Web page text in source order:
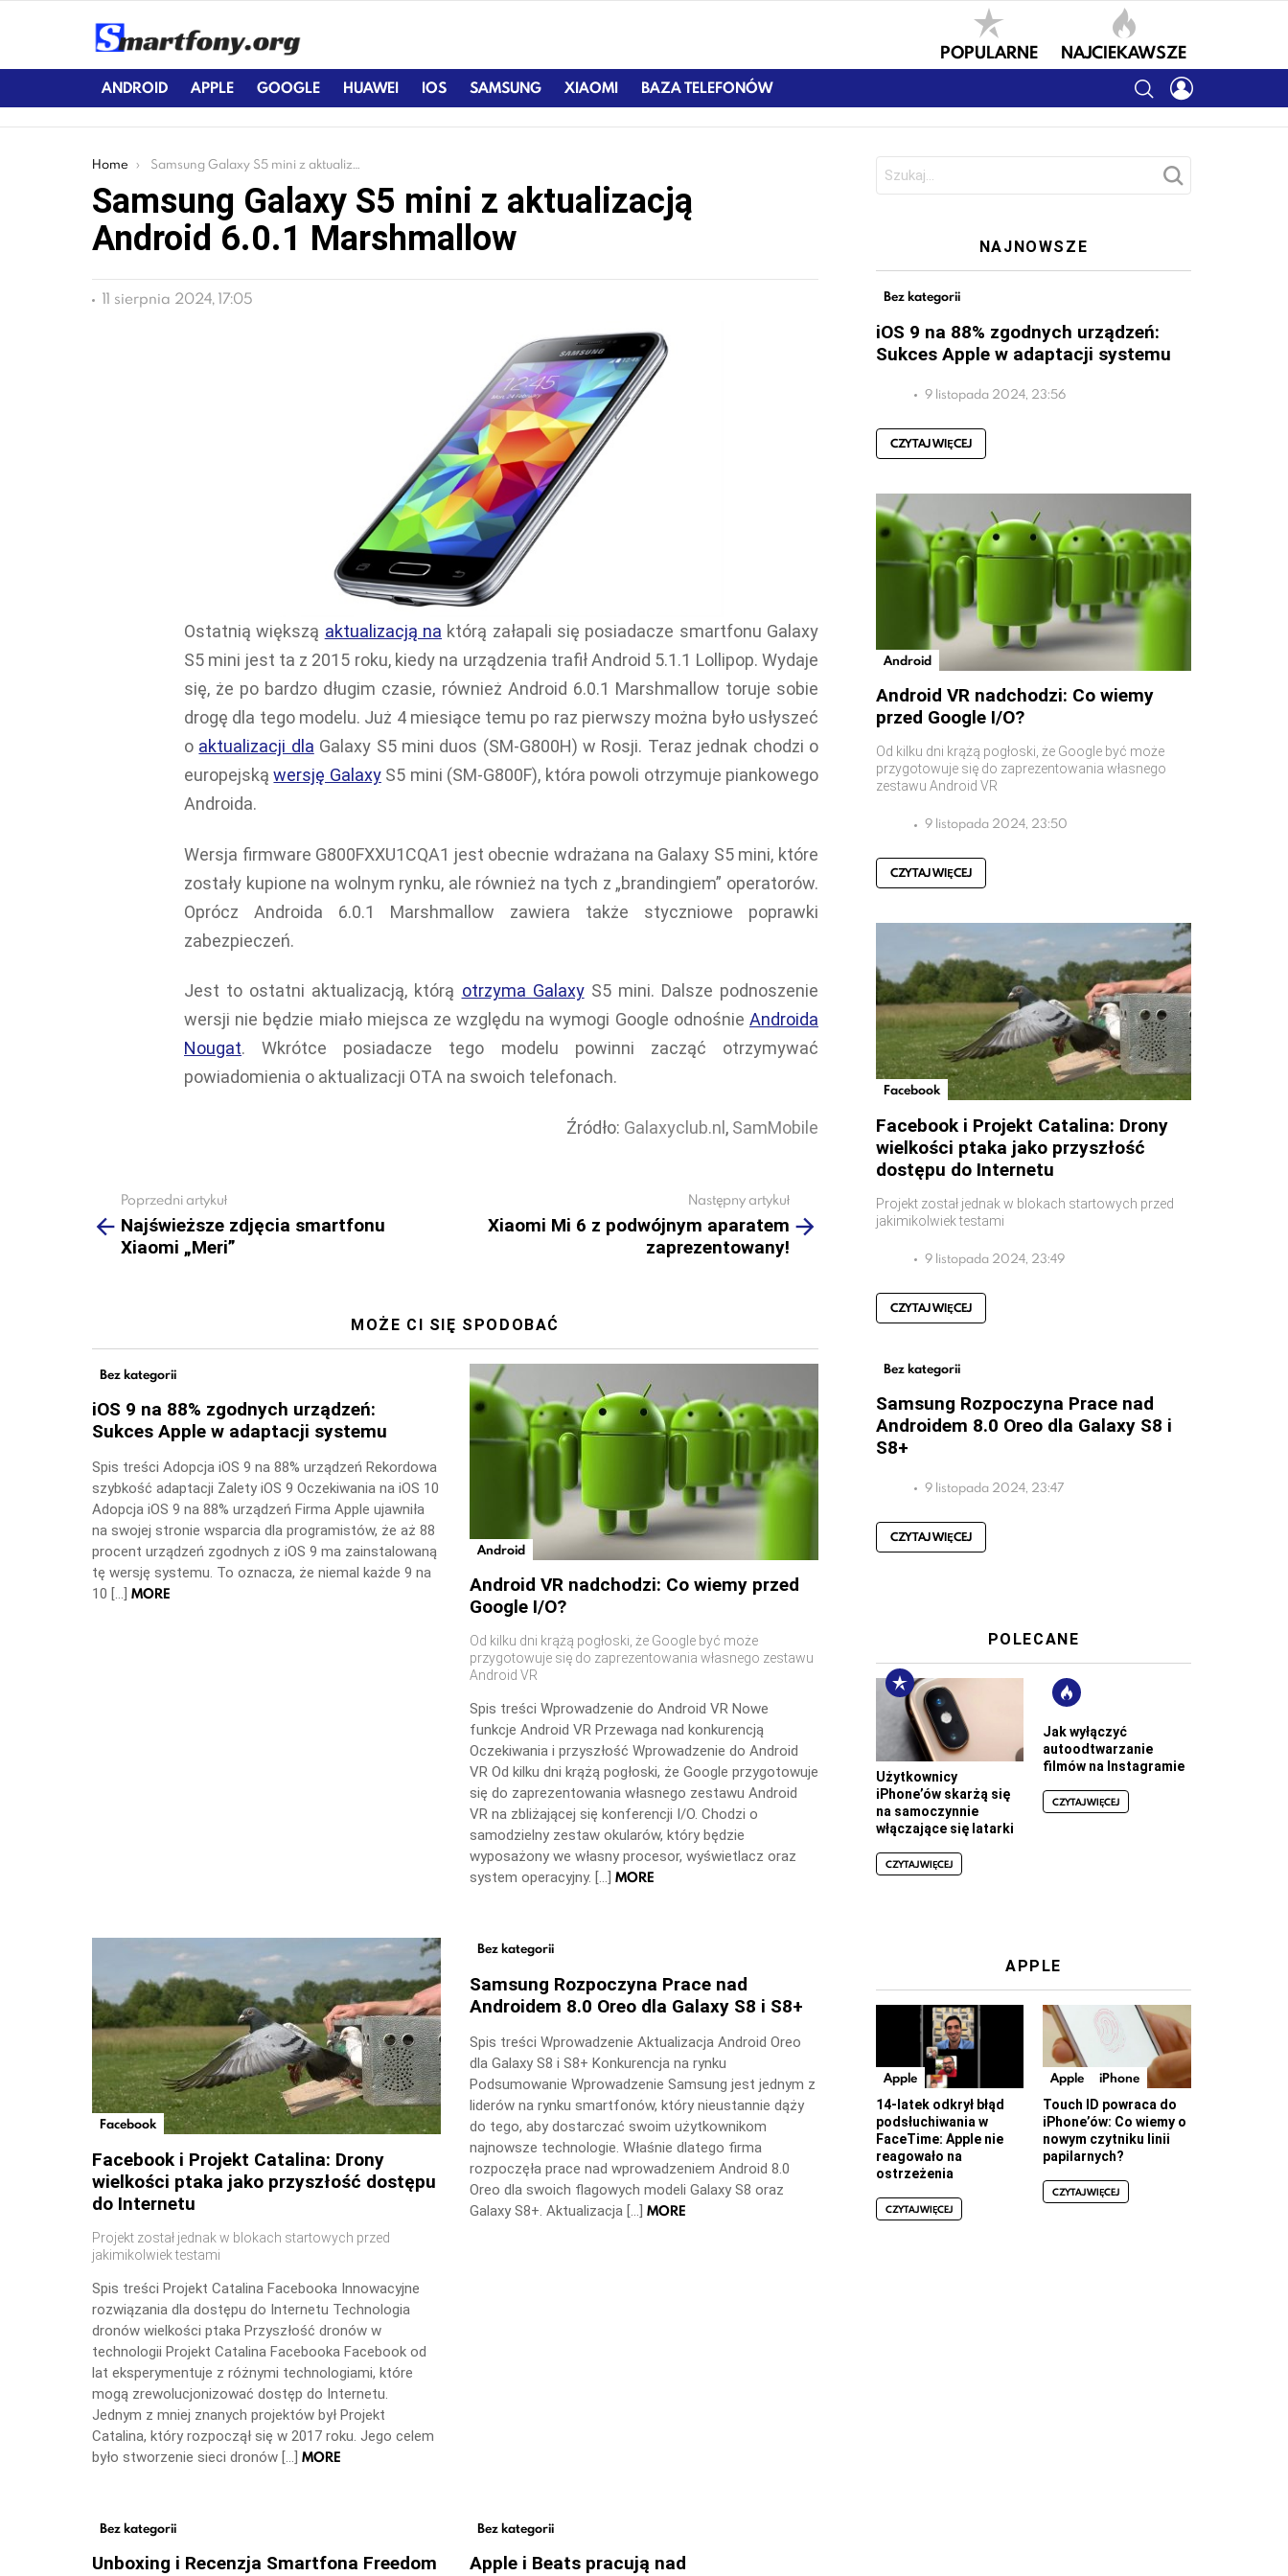
POPULARNE NAJCIEKAWSZE
ANDROID APPLE GOOGLE HUAWEI IOS SAMSUNG XIAOMI BAZA TELEFONÓW SEARCH
You are here:
Home Samsung Galaxy S5 mini z aktualizacją Android 6.0.1 Marshmallow
Samsung Galaxy S5 mini z aktualizacją
Android 6.0.1 Marshmallow
11 sierpnia 2024, 17:05
Ostatnią większą aktualizacją na którą załapali się posiadacze smartfonu Galaxy
S5 mini jest ta z 2015 roku, kiedy na urządzenia trafił Android 5.1.1 Lollipop. Wydaje
się, że po bardzo długim czasie, również Android 6.0.1 Marshmallow toruje sobie
drogę dla tego modelu. Już 4 miesiące temu po raz pierwszy można było usłyszeć
o aktualizacji dla Galaxy S5 mini duos (SM-G800H) w Rosji. Teraz jednak chodzi o
europejskąwersję GalaxyS5 mini (SM-G800F), która powoli otrzymuje piankowego
Androida.
Wersja firmware G800FXXU1CQA1 jest obecnie wdrażana na Galaxy S5 mini, które
zostały kupione na wolnym rynku, ale również na tych z „brandingiem” operatorów.
Oprócz Androida 6.0.1 Marshmallow zawiera także styczniowe poprawki
zabezpieczeń.
Jest to ostatni aktualizacją, którą otrzyma GalaxyS5 mini. Dalsze podnoszenie
wersji nie będzie miało miejsca ze względu na wymogi Google odnośnie Androida
Nougat. Wkrótce posiadacze tego modelu powinni zacząć otrzymywać
powiadomienia o aktualizacji OTA na swoich telefonach.
Źródło: Galaxyclub.nl, SamMobile
more
Poprzedni artykuł
Najświeższe zdjęcia smartfonu
Xiaomi „Meri”
Następny artykuł
Xiaomi Mi 6 z podwójnym aparatem
zaprezentowany!
MOŻE CI SIĘ SPODOBAĆ
Bez kategorii
iOS 9 na 88% zgodnych urządzeń:
Sukces Apple w adaptacji systemu
Spis treści Adopcja iOS 9 na 88% urządzeń Rekordowa
szybkość adaptacji Zalety iOS 9 Oczekiwania na iOS 10
Adopcja iOS 9 na 88% urządzeń Firma Apple ujawniła
na swojej stronie wsparcia dla programistów, że aż 88
procent urządzeń zgodnych z iOS 9 ma zainstalowaną
tę wersję systemu. To oznacza, że niemal każde 9 na
10 […] MORE
Android
Android VR nadchodzi: Co wiemy przed
Google I/O?
Od kilku dni krążą pogłoski, że Google być może
przygotowuje się do zaprezentowania własnego zestawu
Android VR
Spis treści Wprowadzenie do Android VR Nowe
funkcje Android VR Przewaga nad konkurencją
Oczekiwania i przyszłość Wprowadzenie do Android
VR Od kilku dni krążą pogłoski, że Google przygotowuje
się do zaprezentowania własnego zestawu Android
VR na zbliżającej się konferencji I/O. Chodzi o
samodzielny zestaw okularów, który będzie
wyposażony we własny procesor, wyświetlacz oraz
system operacyjny. […] MORE
Facebook
Facebook i Projekt Catalina: Drony
wielkości ptaka jako przyszłość dostępu
do Internetu
Projekt został jednak w blokach startowych przed
jakimikolwiek testami
Spis treści Projekt Catalina Facebooka Innowacyjne
rozwiązania dla dostępu do Internetu Technologia
dronów wielkości ptaka Przyszłość dronów w
technologii Projekt Catalina Facebooka Facebook od
lat eksperymentuje z różnymi technologiami, które
mogą zrewolucjonizować dostęp do Internetu.
Jednym z mniej znanych projektów był Projekt
Catalina, który rozpoczął się w 2017 roku. Jego celem
było stworzenie sieci dronów […] MORE
Bez kategorii
Samsung Rozpoczyna Prace nad
Androidem 8.0 Oreo dla Galaxy S8 i S8+
Spis treści Wprowadzenie Aktualizacja Android Oreo
dla Galaxy S8 i S8+ Konkurencja na rynku
Podsumowanie Wprowadzenie Samsung jest jednym z
liderów na rynku smartfonów, który nieustannie dąży
do tego, aby dostarczać swoim użytkownikom
najnowsze technologie. Właśnie dlatego firma
rozpoczęła prace nad wprowadzeniem Android 8.0
Oreo dla swoich flagowych modeli Galaxy S8 oraz
Galaxy S8+. Aktualizacja […] MORE
Bez kategorii
Unboxing i Recenzja Smartfona Freedom
Bez kategorii
Apple i Beats pracują nad
NAJNOWSZE
Bez kategorii
iOS 9 na 88% zgodnych urządzeń:
Sukces Apple w adaptacji systemu
9 listopada 2024, 23:56
CZYTAJ WIĘCEJ
Android
Android VR nadchodzi: Co wiemy
przed Google I/O?
Od kilku dni krążą pogłoski, że Google być może
przygotowuje się do zaprezentowania własnego
zestawu Android VR
9 listopada 2024, 23:50
CZYTAJ WIĘCEJ
Facebook
Facebook i Projekt Catalina: Drony
wielkości ptaka jako przyszłość
dostępu do Internetu
Projekt został jednak w blokach startowych przed
jakimikolwiek testami
9 listopada 2024, 23:49
CZYTAJ WIĘCEJ
Bez kategorii
Samsung Rozpoczyna Prace nad
Androidem 8.0 Oreo dla Galaxy S8 i
S8+
9 listopada 2024, 23:47
CZYTAJ WIĘCEJ
POLECANE
Użytkownicy
iPhone’ów skarżą się
na samoczynnie
włączające się latarki
CZYTAJ WIĘCEJ
Jak wyłączyć
autoodtwarzanie
filmów na Instagramie
CZYTAJ WIĘCEJ
APPLE
Apple
14-latek odkrył błąd
podsłuchiwania w
FaceTime: Apple nie
reagowało na
ostrzeżenia
CZYTAJ WIĘCEJ
Apple iPhone
Touch ID powraca do
iPhone’ów: Co wiemy o
nowym czytniku linii
papilarnych?
CZYTAJ WIĘCEJ